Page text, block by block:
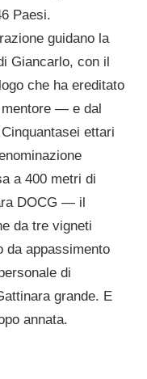
Paesi.
guidano la
Giancarlo, con il
che ha ereditato
mentore — e dal
ettari
a 400 metri di
DOCG — il
da tre vigneti
appassimento
di
grande. E
annata.